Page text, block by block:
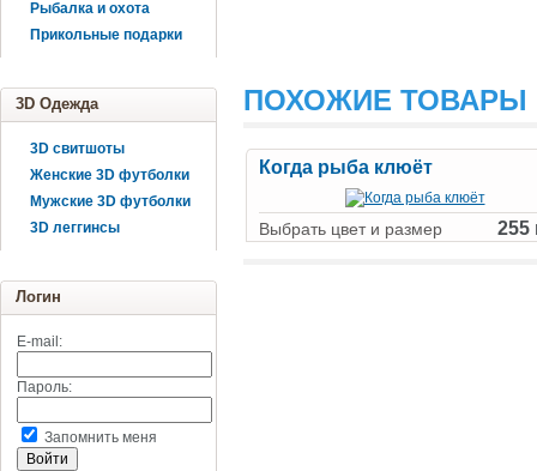
Рыбалка и охота
Прикольные подарки
3D Одежда
3D свитшоты
Женские 3D футболки
Мужские 3D футболки
3D леггинсы
Логин
E-mail:
Пароль:
Запомнить меня
ПОХОЖИЕ ТОВАРЫ
Когда рыба клюёт
Выбрать цвет и размер 255